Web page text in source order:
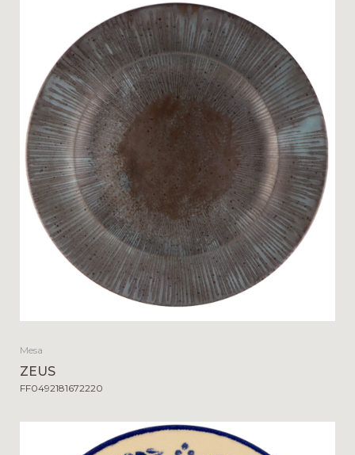
Mesa
ZEUS
FF0492181672220